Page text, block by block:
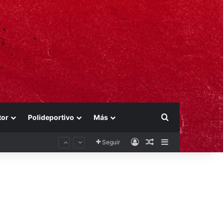
Polideportivo Más Buscar por
Seguir AccesoPublicación al
Barra lateral